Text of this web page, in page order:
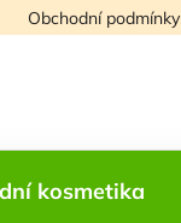
Obchodní podmínky
kosmetika